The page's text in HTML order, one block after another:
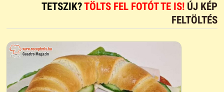
TETSZIK?TÖLTS FEL FOTÓT TE IS! ÚJ KÉP
FELTÖLTÉS